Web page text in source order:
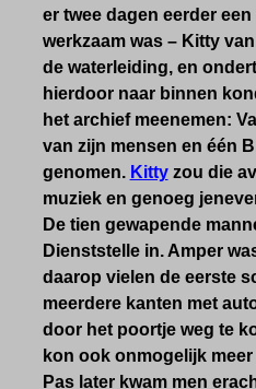
er twee dagen eerder
werkzaam was – Kitty
de waterleiding, en
hierdoor naar binnen
het archief meenemen:
van zijn mensen en één
genomen. Kittyzou die
muziek en genoeg
De tien gewapende
Dienststelle in. Amper
daarop vielen de eerste
meerdere kanten met
door het poortje weg te
kon ook onmogelijk
Pas later kwam men